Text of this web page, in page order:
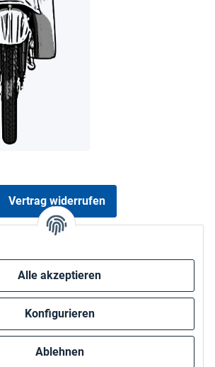
Alle akzeptieren
Konfigurieren
Ablehnen
Vertrag widerrufen